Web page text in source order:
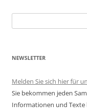
nach:
NEWSLETTER
Melden Sie sich hier für
Sie bekommen jeden
Informationen und Texte